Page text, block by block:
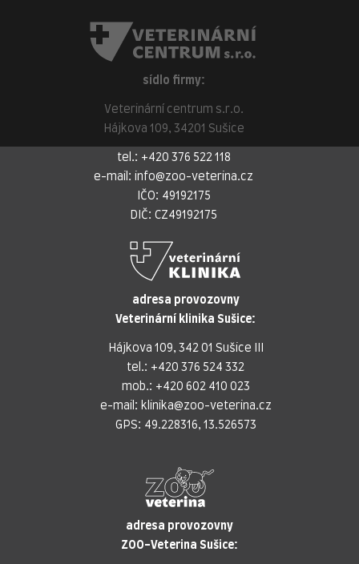
sídlo firmy:
Veterinární centrum s.r.o.
Hájkova 109, 34201 Sušice
tel.: +420 376 522 118
e-mail:
info@zoo-veterina.cz
IČO: 49192175
DIČ: CZ49192175
adresa provozovny
Veterinární klinika Sušice:
Hájkova 109, 342 01 Sušice III
tel.: +420 376 524 332
mob.: +420 602 410 023
e-mail: klinika@zoo-veterina.cz
GPS: 49.228316, 13.526573
adresa provozovny
ZOO-Veterina Sušice: